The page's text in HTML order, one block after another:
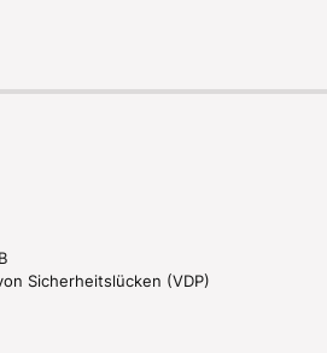
Sicherheitslücken (VDP)